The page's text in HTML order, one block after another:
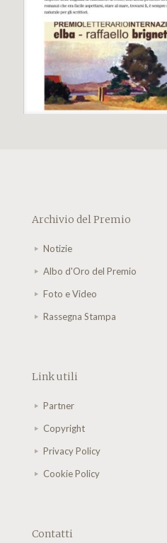
Archivio del Premio
Notizie
Albo d'Oro del Premio
Foto e Video
Rassegna Stampa
Link utili
Partner
Copyright
Privacy Policy
Cookie Policy
Contatti